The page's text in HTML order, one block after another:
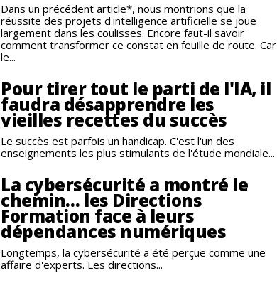
Dans un précédent article*, nous montrions que la
réussite des projets d'intelligence artificielle se joue
largement dans les coulisses. Encore faut-il savoir
comment transformer ce constat en feuille de route. Car
le...
Pour tirer tout le parti de l'IA, il
faudra désapprendre les
vieilles recettes du succès
Le succès est parfois un handicap. C'est l'un des
enseignements les plus stimulants de l'étude mondiale...
La cybersécurité a montré le
chemin… les Directions
Formation face à leurs
dépendances numériques
Longtemps, la cybersécurité a été perçue comme une
affaire d'experts. Les directions...